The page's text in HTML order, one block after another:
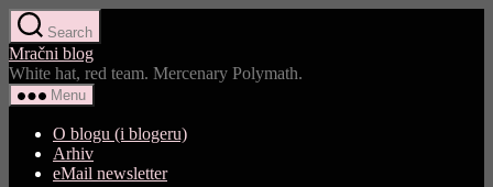
Skip
to
the
content
Search
Mračni blog
White hat, red team. Mercenary Polymath.
Menu
O blogu (i blogeru)
Arhiv
eMail newsletter